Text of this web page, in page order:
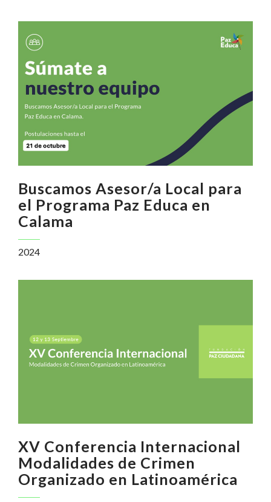
Buscamos Asesor/a Local para
el Programa Paz Educa en
Calama
2024
XV Conferencia Internacional
Modalidades de Crimen
Organizado en Latinoamérica